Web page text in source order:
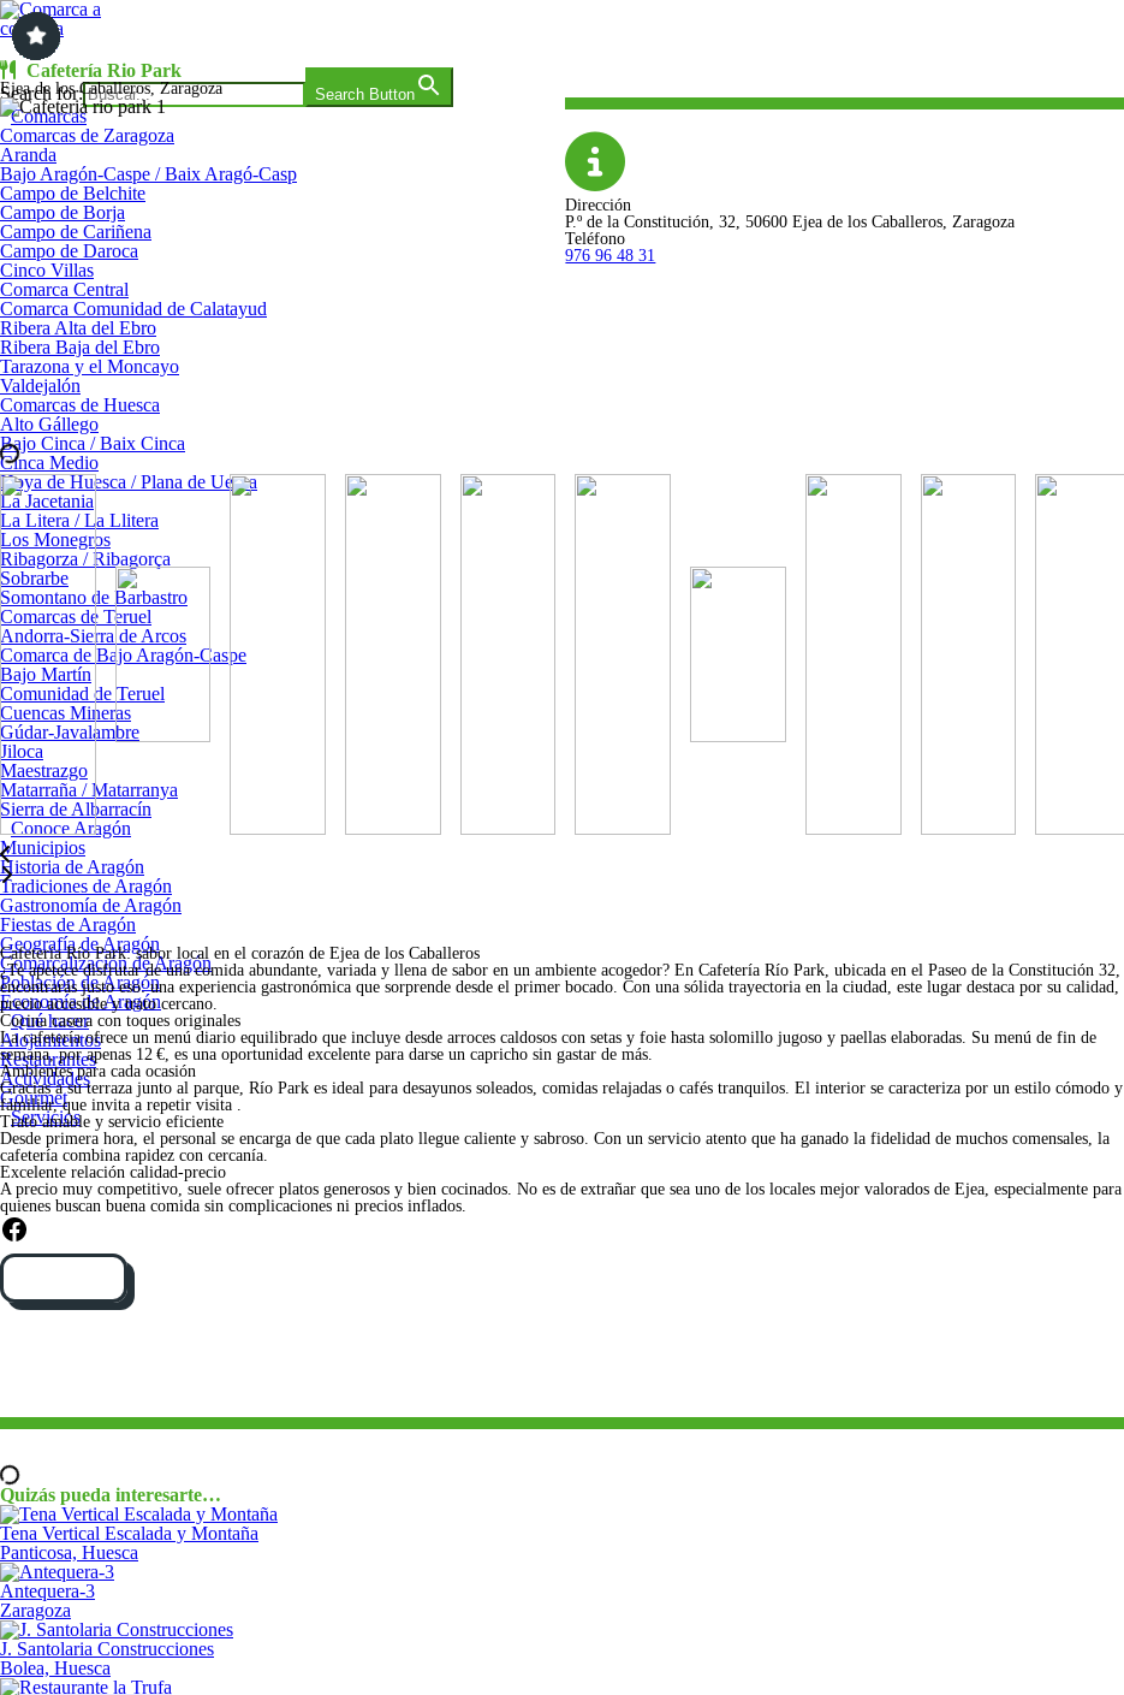
Saltar
al
contenido
Comarca a comarca
Search for: Search Button
Comarcas
Comarcas de Zaragoza
Aranda
Bajo Aragón-Caspe / Baix Aragó-Casp
Campo de Belchite
Campo de Borja
Campo de Cariñena
Campo de Daroca
Cinco Villas
Comarca Central
Comarca Comunidad de Calatayud
Ribera Alta del Ebro
Ribera Baja del Ebro
Tarazona y el Moncayo
Valdejalón
Comarcas de Huesca
Alto Gállego
Bajo Cinca / Baix Cinca
Cinca Medio
Hoya de Huesca / Plana de Uesca
La Jacetania
La Litera / La Llitera
Los Monegros
Ribagorza / Ribagorça
Sobrarbe
Somontano de Barbastro
Comarcas de Teruel
Andorra-Sierra de Arcos
Comarca de Bajo Aragón-Caspe
Bajo Martín
Comunidad de Teruel
Cuencas Mineras
Gúdar-Javalambre
Jiloca
Maestrazgo
Matarraña / Matarranya
Sierra de Albarracín
Conoce Aragón
Municipios
Historia de Aragón
Tradiciones de Aragón
Gastronomía de Aragón
Fiestas de Aragón
Geografía de Aragón
Comarcalización de Aragón
Población de Aragón
Economía de Aragón
Qué hacer
Alojamientos
Restaurantes
Actividades
Gourmet
Servicios
Cafetería Rio Park
Ejea de los Caballeros, Zaragoza
Dirección
P.º de la Constitución, 32, 50600 Ejea de los Caballeros, Zaragoza
Teléfono
976 96 48 31
Cafetería Río Park: sabor local en el corazón de Ejea de los Caballeros
¿Te apetece disfrutar de una comida abundante, variada y llena de sabor en un ambiente acogedor? En Cafetería Río Park, ubicada en el Paseo de la Constitución 32,
encontrarás justo eso: una experiencia gastronómica que sorprende desde el primer bocado. Con una sólida trayectoria en la ciudad, este lugar destaca por su calidad,
precio accesible y trato cercano.
Cocina casera con toques originales
La cafetería ofrece un menú diario equilibrado que incluye desde arroces caldosos con setas y foie hasta solomillo jugoso y paellas elaboradas. Su menú de fin de
semana, por apenas 12 €, es una oportunidad excelente para darse un capricho sin gastar de más.
Ambientes para cada ocasión
Gracias a su terraza junto al parque, Río Park es ideal para desayunos soleados, comidas relajadas o cafés tranquilos. El interior se caracteriza por un estilo cómodo y
familiar, que invita a repetir visita .
Trato amable y servicio eficiente
Desde primera hora, el personal se encarga de que cada plato llegue caliente y sabroso. Con un servicio atento que ha ganado la fidelidad de muchos comensales, la
cafetería combina rapidez con cercanía.
Excelente relación calidad‑precio
A precio muy competitivo, suele ofrecer platos generosos y bien cocinados. No es de extrañar que sea uno de los locales mejor valorados de Ejea, especialmente para
quienes buscan buena comida sin complicaciones ni precios inflados.
Facebook
Quizás pueda interesarte…
Tena Vertical Escalada y Montaña
Panticosa, Huesca
Antequera-3
Zaragoza
J. Santolaria Construcciones
Bolea, Huesca